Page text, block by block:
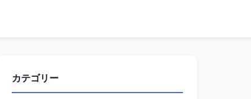
カテゴリー